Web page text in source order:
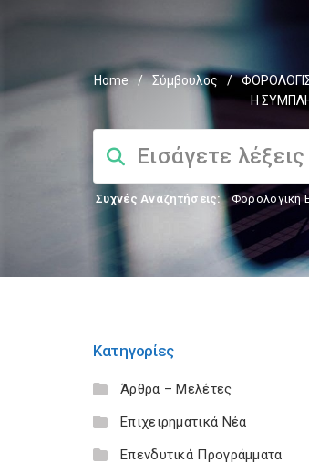
Home / Σύμβουλος /
Η
Συχνές Αναζητήσεις: Φορολογικη
Κατηγορίες
Άρθρα – Μελέτες
Επιχειρηματικά Νέα
Επενδυτικά Προγράμματα